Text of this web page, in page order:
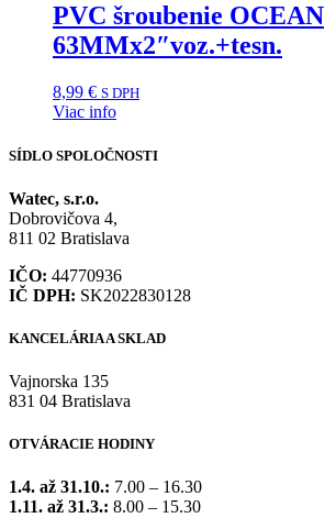
PVC šroubenie OCEAN
63MMx2″voz.+tesn.
8,99 € S DPH
Viac info
SÍDLO SPOLOČNOSTI
Watec, s.r.o.
Dobrovičova 4,
811 02 Bratislava
IČO: 44770936
IČ DPH: SK2022830128
KANCELÁRIA A SKLAD
Vajnorska 135
831 04 Bratislava
OTVÁRACIE HODINY
1.4. až 31.10.: 7.00 – 16.30
1.11. až 31.3.: 8.00 – 15.30